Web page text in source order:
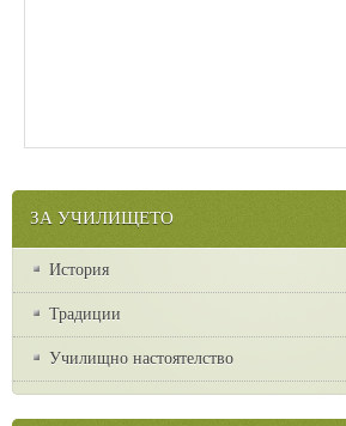
ЗА УЧИЛИЩЕТО
История
Традиции
Училищно настоятелство